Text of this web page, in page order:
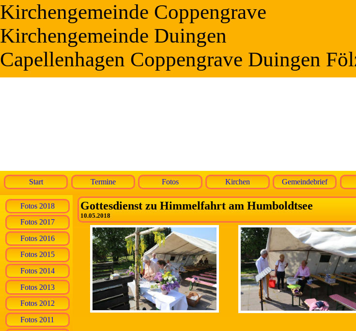
Kirchengemeinde Coppengrave
Kirchengemeinde Duingen
Capellenhagen Coppengrave Duingen
Start Termine Fotos Kirchen Gemeindebrief
Fotos 2018
Fotos 2017
Fotos 2016
Fotos 2015
Fotos 2014
Fotos 2013
Fotos 2012
Fotos 2011
Gottesdienst zu Himmelfahrt am Humboldtsee
10.05.2018